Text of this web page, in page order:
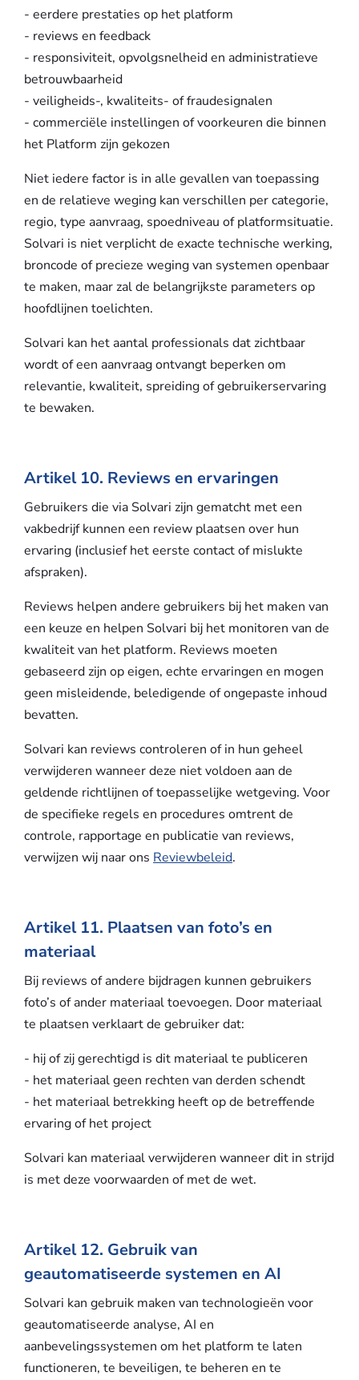
- eerdere prestaties op het platform
- reviews en feedback
- responsiviteit, opvolgsnelheid en administratieve
betrouwbaarheid
- veiligheids-, kwaliteits- of fraudesignalen
- commerciële instellingen of voorkeuren die binnen
het Platform zijn gekozen
Niet iedere factor is in alle gevallen van toepassing
en de relatieve weging kan verschillen per categorie,
regio, type aanvraag, spoedniveau of platformsituatie.
Solvari is niet verplicht de exacte technische werking,
broncode of precieze weging van systemen openbaar
te maken, maar zal de belangrijkste parameters op
hoofdlijnen toelichten.
Solvari kan het aantal professionals dat zichtbaar
wordt of een aanvraag ontvangt beperken om
relevantie, kwaliteit, spreiding of gebruikerservaring
te bewaken.
Artikel 10. Reviews en ervaringen
Gebruikers die via Solvari zijn gematcht met een
vakbedrijf kunnen een review plaatsen over hun
ervaring (inclusief het eerste contact of mislukte
afspraken).
Reviews helpen andere gebruikers bij het maken van
een keuze en helpen Solvari bij het monitoren van de
kwaliteit van het platform. Reviews moeten
gebaseerd zijn op eigen, echte ervaringen en mogen
geen misleidende, beledigende of ongepaste inhoud
bevatten.
Solvari kan reviews controleren of in hun geheel
verwijderen wanneer deze niet voldoen aan de
geldende richtlijnen of toepasselijke wetgeving. Voor
de specifieke regels en procedures omtrent de
controle, rapportage en publicatie van reviews,
verwijzen wij naar ons Reviewbeleid.
Artikel 11. Plaatsen van foto’s en
materiaal
Bij reviews of andere bijdragen kunnen gebruikers
foto’s of ander materiaal toevoegen. Door materiaal
te plaatsen verklaart de gebruiker dat:
- hij of zij gerechtigd is dit materiaal te publiceren
- het materiaal geen rechten van derden schendt
- het materiaal betrekking heeft op de betreffende
ervaring of het project
Solvari kan materiaal verwijderen wanneer dit in strijd
is met deze voorwaarden of met de wet.
Artikel 12. Gebruik van
geautomatiseerde systemen en AI
Solvari kan gebruik maken van technologieën voor
geautomatiseerde analyse, AI en
aanbevelingssystemen om het platform te laten
functioneren, te beveiligen, te beheren en te